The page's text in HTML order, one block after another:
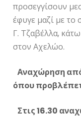
προσεγγίσουν
έφυγε μαζί με
Γ. Τζαβέλλα,
στον Αχελώο.
Αναχώρηση
όπου
Στις 16.30